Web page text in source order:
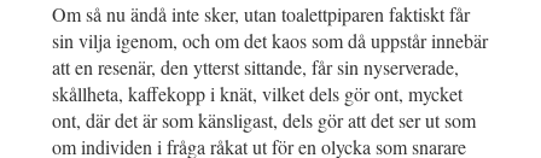
Om så nu ändå inte sker, utan toalettpiparen faktiskt får
sin vilja igenom, och om det kaos som då uppstår innebär
att en resenär, den ytterst sittande, får sin nyserverade,
skållheta, kaffekopp i knät, vilket dels gör ont, mycket
ont, där det är som känsligast, dels gör att det ser ut som
om individen i fråga råkat ut för en olycka som snarare